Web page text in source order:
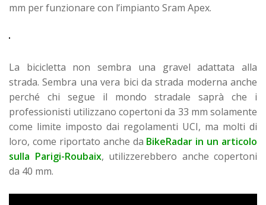
mm per funzionare con l’impianto Sram Apex.
La bicicletta non sembra una gravel adattata alla
strada. Sembra una vera bici da strada moderna anche
perché chi segue il mondo stradale saprà che i
professionisti utilizzano copertoni da 33 mm solamente
come limite imposto dai regolamenti UCI, ma molti di
loro, come riportato anche da BikeRadar in un articolo
sulla Parigi-Roubaix, utilizzerebbero anche copertoni
da 40 mm.